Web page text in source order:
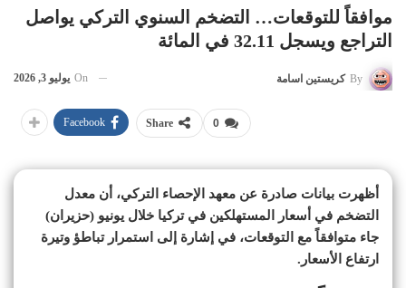
موافقاً للتوقعات… التضخم السنوي التركي يواصل
التراجع ويسجل 32.11 في المائة
By كريستين اسامة On يوليو 3, 2026
0
Share
Facebook
أظهرت بيانات صادرة عن معهد الإحصاء التركي، أن معدل
التضخم في أسعار المستهلكين في تركيا خلال يونيو (حزيران)
جاء متوافقاً مع التوقعات، في إشارة إلى استمرار تباطؤ وتيرة
ارتفاع الأسعار.